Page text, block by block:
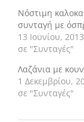
Νόστιμη
συνταγή με
13 Ιουνίου, 2013
σε "Συνταγές"
Λαζάνια με
1 Δεκεμβρίου,
σε "Συνταγές"